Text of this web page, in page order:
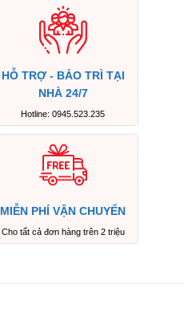
HỖ TRỢ - BẢO TRÌ TẠI
NHÀ 24/7
Hotline: 0945.523.235
MIỄN PHÍ VẬN CHUYỂN
Cho tất cả đơn hàng trên 2 triệu